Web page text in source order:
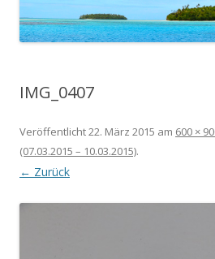
IMG_0407
Veröffentlicht22. März 2015 am 600 ×
(07.03.2015 – 10.03.2015).
← Zurück